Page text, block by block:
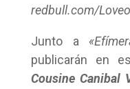
redbull.com/
Junto a
publicarán en
Cousine Canibal